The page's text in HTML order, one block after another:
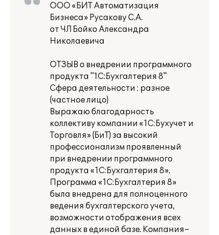
ООО «БИТ Автоматизация
Бизнеса» Русакову С.А.
от ЧЛ Бойко Александра
Николаевича
ОТЗЫВ о внедрении программного
продукта "1С:Бухгалтерия 8"
Сфера деятельности : разное
(частное лицо)
Выражаю благодарность
коллективу компании «1С:Бухучет и
Торговля» (БиТ) за высокий
профессионализм проявленный
при внедрении программного
продукта «1С:Бухгалтерия 8».
Программа «1С:Бухгалтерия 8»
была внедрена для полноценного
ведения бухгалтерского учета,
возможности отображения всех
данных в единой базе. Компания–